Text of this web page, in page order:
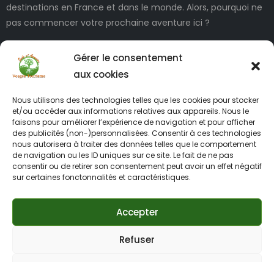
Gérer le consentement
aux cookies
Nous utilisons des technologies telles que les cookies pour stocker
et/ou accéder aux informations relatives aux appareils. Nous le
faisons pour améliorer l’expérience de navigation et pour afficher
des publicités (non-)personnalisées. Consentir à ces technologies
nous autorisera à traiter des données telles que le comportement
de navigation ou les ID uniques sur ce site. Le fait de ne pas
consentir ou de retirer son consentement peut avoir un effet négatif
sur certaines fonctonnalités et caractéristiques.
Accepter
Refuser
destinations en France et dans le monde. Alors, pourquoi ne
pas commencer votre prochaine aventure ici ?
INFORMATIONS LÉGALES